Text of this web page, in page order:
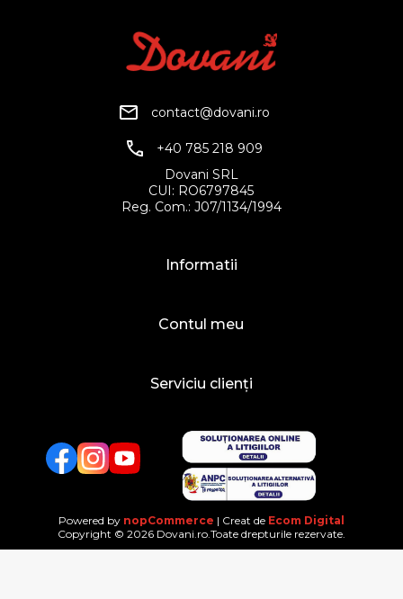
contact@dovani.ro
+40 785 218 909
Dovani SRL
CUI: RO6797845
Reg. Com.: J07/1134/1994
Informatii
Contul meu
Serviciu clienți
FacebookTwitterYouTube
Powered by nopCommerce | Creat de Ecom Digital
Copyright © 2026 Dovani.ro.Toate drepturile rezervate.